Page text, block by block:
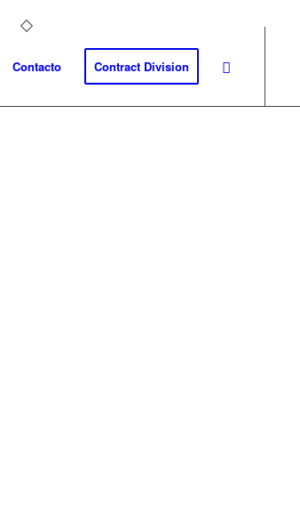
Contacto Contract Division